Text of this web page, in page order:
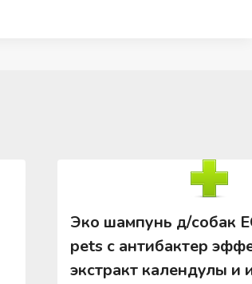
Эко шампунь д/собак
pets с антибактер
экстракт календулы и